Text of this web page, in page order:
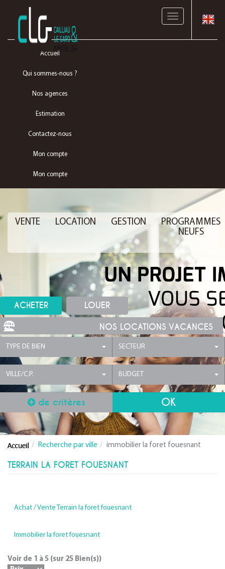
Toggle
Accueil
Qui sommes-nous ?
Nos agences
Estimation
Contactez-nous
Mon compte
Mon compte
VENTE LOCATION GESTION
PROGRAMMES
NEUFS
ACHETER LOUER
NOS LOCATIONS VACANCES
TYPE DE BIEN SECTEUR
VILLE/C.P. BUDGET
de critères
Recherche par ville immobilier la foret fouesnant
TERRAIN LA FORET FOUESNANT
Achat / Vente Terrain la foret fouesnant
Immobilier la foret fouesnant
Voir de 1 à 5 (sur 25 Bien(s))